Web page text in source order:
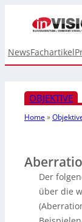
NewsFachartikel
OBJEKTIVE
Home»
Der
über die